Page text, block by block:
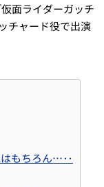
面ライダーガッチ
チャード役で出演
はもちろん…‥